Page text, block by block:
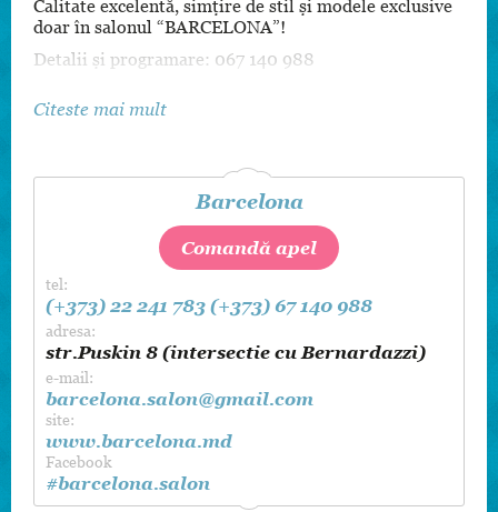
Calitate excelentă, simțire de stil și modele exclusive
doar în salonul “BARCELONA”!
Detalii și programare: 067 140 988
Citeste mai mult
Barcelona
Comandă apel
tel:
(+373) 22 241 783 (+373) 67 140 988
adresa:
str.Puskin 8 (intersectie cu Bernardazzi)
e-mail:
barcelona.salon@gmail.com
site:
www.barcelona.md
Facebook
#barcelona.salon